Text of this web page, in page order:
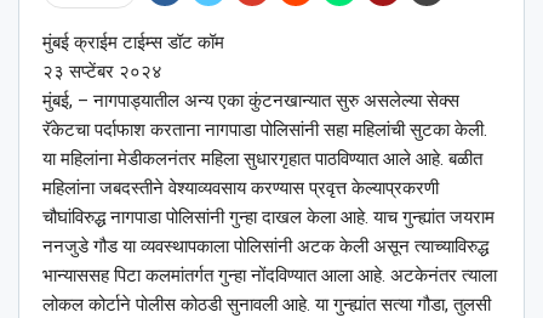
मुंबई क्राईम टाईम्स डॉट कॉम
२३ सप्टेंबर २०२४
मुंबई, – नागपाड्यातील अन्य एका कुंटनखान्यात सुरु असलेल्या सेक्स
रॅकेटचा पर्दाफाश करताना नागपाडा पोलिसांनी सहा महिलांची सुटका केली.
या महिलांना मेडीकलनंतर महिला सुधारगृहात पाठविण्यात आले आहे. बळीत
महिलांना जबदस्तीने वेश्याव्यवसाय करण्यास प्रवृत्त केल्याप्रकरणी
चौघांविरुद्ध नागपाडा पोलिसांनी गुन्हा दाखल केला आहे. याच गुन्ह्यांत जयराम
ननजुडे गौड या व्यवस्थापकाला पोलिसांनी अटक केली असून त्याच्याविरुद्ध
भान्याससह पिटा कलमांतर्गत गुन्हा नोंदविण्यात आला आहे. अटकेनंतर त्याला
लोकल कोर्टाने पोलीस कोठडी सुनावली आहे. या गुन्ह्यांत सत्या गौडा, तुलसी